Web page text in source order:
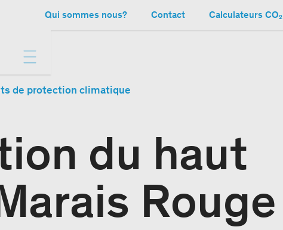
Qui sommes nous? Contact Calculateurs CO₂
de protection climatique
du haut
Rouge